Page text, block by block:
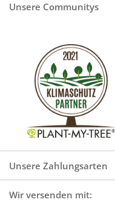
Unsere Communitys
Unsere Zahlungsarten
Wir versenden mit: